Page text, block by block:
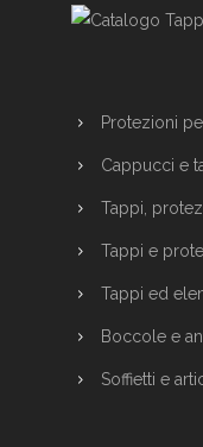
Protezioni
Cappucci e
Tappi,
Tappi e
Tappi ed
Boccole e
Soffietti e